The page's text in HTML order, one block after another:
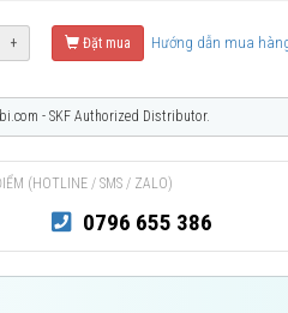
+ Đặt mua Hướng dẫn mua
- SKF Authorized Distributor.
(HOTLINE / SMS / ZALO)
0796 655 386